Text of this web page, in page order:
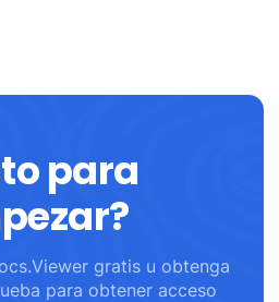
para
gratis u obtenga
para obtener acceso